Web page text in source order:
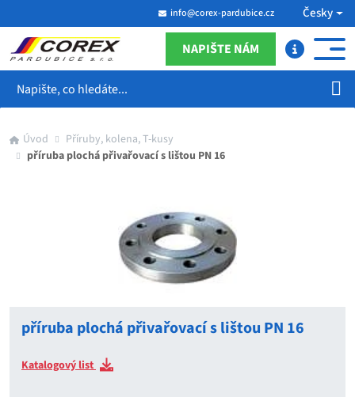
info@corex-pardubice.cz Česky
NAPIŠTE NÁM
Úvod
Příruby, kolena, T-kusy
příruba plochá přivařovací s lištou PN 16
příruba plochá přivařovací s lištou PN 16
Katalogový list